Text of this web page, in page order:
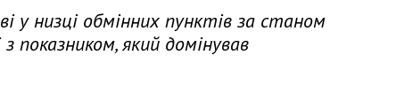
у низці обмінних пунктів за станом
показником, який домінував